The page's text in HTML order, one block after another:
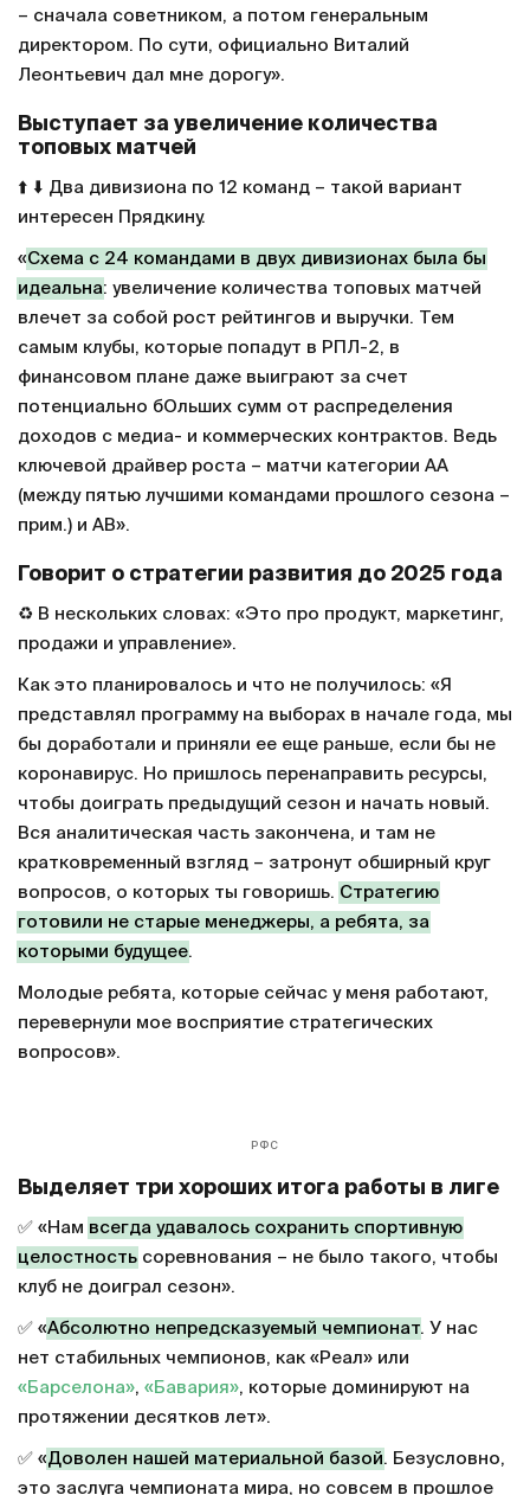
– сначала советником, а потом генеральным
директором. По сути, официально Виталий
Леонтьевич дал мне дорогу».
Выступает за увеличение количества
топовых матчей
⬆️ ⬇️ Два дивизиона по 12 команд – такой вариант
интересен Прядкину.
«Схема с 24 командами в двух дивизионах была бы
идеальна: увеличение количества топовых матчей
влечет за собой рост рейтингов и выручки. Тем
самым клубы, которые попадут в РПЛ-2, в
финансовом плане даже выиграют за счет
потенциально бОльших сумм от распределения
доходов с медиа- и коммерческих контрактов. Ведь
ключевой драйвер роста – матчи категории АА
(между пятью лучшими командами прошлого сезона –
прим.) и АВ».
Говорит о стратегии развития до 2025 года
♻️ В нескольких словах: «Это про продукт, маркетинг,
продажи и управление».
Как это планировалось и что не получилось: «Я
представлял программу на выборах в начале года, мы
бы доработали и приняли ее еще раньше, если бы не
коронавирус. Но пришлось перенаправить ресурсы,
чтобы доиграть предыдущий сезон и начать новый.
Вся аналитическая часть закончена, и там не
кратковременный взгляд – затронут обширный круг
вопросов, о которых ты говоришь. Стратегию
готовили не старые менеджеры, а ребята, за
которыми будущее.
Молодые ребята, которые сейчас у меня работают,
перевернули мое восприятие стратегических
вопросов».
✅ «Нам всегда удавалось сохранить спортивную